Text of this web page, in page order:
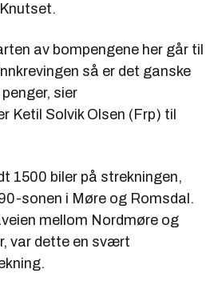
av bompengene her går til
så er det ganske
sier
Ketil Solvik Olsen (Frp) til
1500 biler på strekningen,
sonen i Møre og Romsdal.
mellom Nordmøre og
var dette en svært